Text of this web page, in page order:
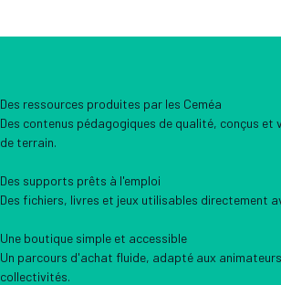
Des ressources produites par les Ceméa
Des contenus pédagogiques de qualité, conçus et
de terrain.
Des supports prêts à l'emploi
Des fichiers, livres et jeux utilisables directement
Une boutique simple et accessible
Un parcours d'achat fluide, adapté aux
collectivités.